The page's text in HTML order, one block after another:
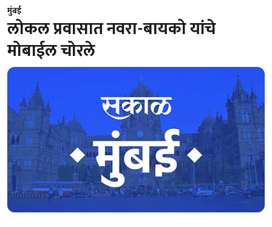
मुंबई
लोकल प्रवासात नवरा-बायको यांचे
मोबाईल चोरले